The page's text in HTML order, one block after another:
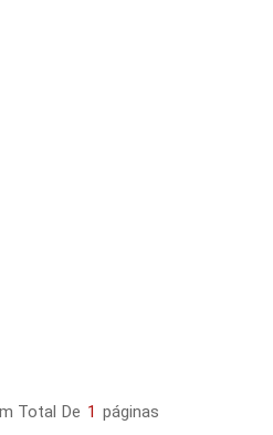
Total De 1 Páginas